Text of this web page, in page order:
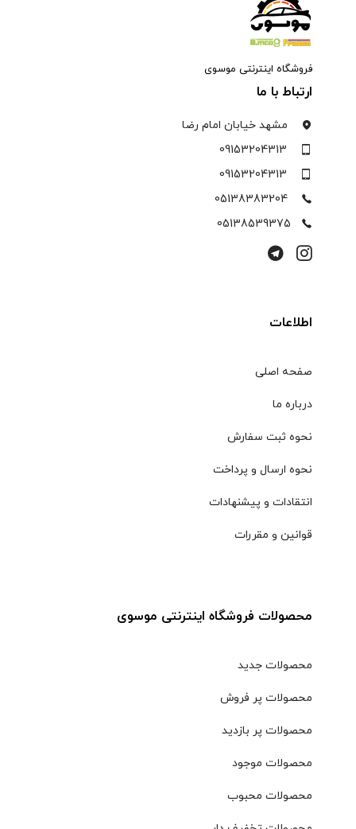
فروشگاه اینترنتی موسوی
ارتباط با ما
مشهد خیابان امام رضا
09153204313
09153204313
05138383204
05138539375
اطلاعات
صفحه اصلی
درباره ما
نحوه ثبت سفارش
نحوه ارسال و پرداخت
انتقادات و پیشنهادات
قوانین و مقررات
محصولات فروشگاه اینترنتی موسوی
محصولات جدید
محصولات پر فروش
محصولات پر بازدید
محصولات موجود
محصولات محبوب